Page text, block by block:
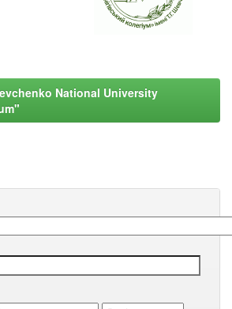
National University